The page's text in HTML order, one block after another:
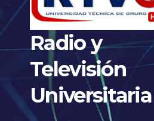
Radio y
Televisión
Universitaria